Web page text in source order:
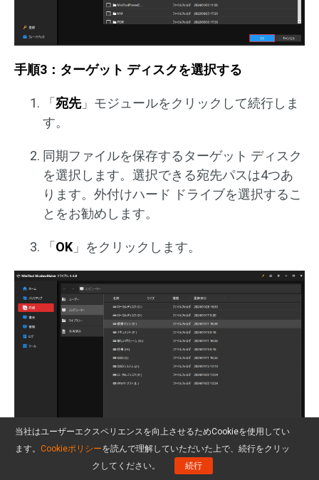
手順3：ターゲット ディスクを選択する
「 宛先」モジュールをクリックして続行しま
す。
同期ファイルを保存するターゲット ディスク
を選択します。選択できる宛先パスは4つあ
ります。外付けハード ドライブを選択するこ
とをお勧めします。
「 OK 」をクリックします。
当社はユーザーエクスペリエンスを向上させるためCookieを使用してい
ます。 Cookieポリシーを読んで理解していただいた上で、続行をクリッ
クしてください。
続行